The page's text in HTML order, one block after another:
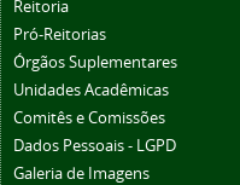
Reitoria
Pró-Reitorias
Órgãos Suplementares
Unidades Acadêmicas
Comitês e Comissões
Dados Pessoais - LGPD
Galeria de Imagens